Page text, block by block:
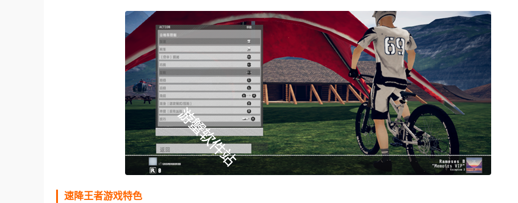
速降王者游戏特色